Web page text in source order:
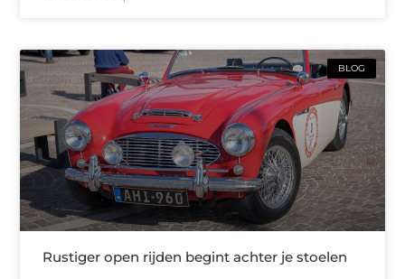
BLOG
Rustiger open rijden begint achter je stoelen